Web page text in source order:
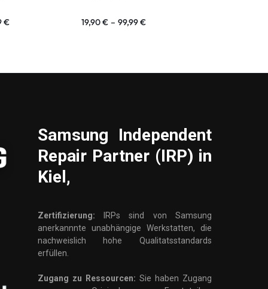
€ 19,90€ – 99,99€
Samsung Independent
Repair Partner (IRP) in
Kiel,
Zertifizierung: IRPs sind von Samsung
anerkannnte unabhängige Werkstatten, die
nachweislich hohe Qualitatsstandards
erfüllen.
Zugang zu Ressourcen: Sie haben Zugang